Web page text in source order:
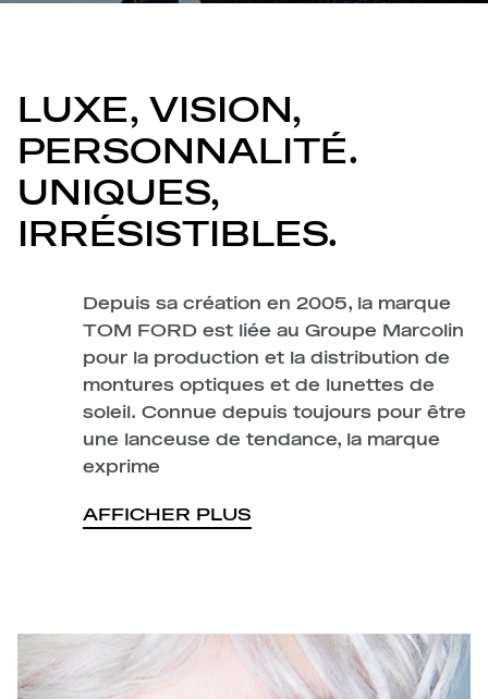
LUXE, VISION,
PERSONNALITÉ.
UNIQUES,
IRRÉSISTIBLES.
Depuis sa création en 2005, la marque
TOM FORD est liée au Groupe Marcolin
pour la production et la distribution de
montures optiques et de lunettes de
soleil. Connue depuis toujours pour être
une lanceuse de tendance, la marque
exprime
AFFICHER PLUS